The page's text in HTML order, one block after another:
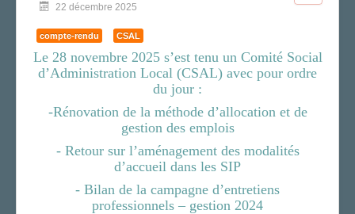
22 décembre 2025
compte-rendu CSAL
Le 28 novembre 2025 s’est tenu un Comité Social
d’Administration Local (CSAL) avec pour ordre
du jour :
-Rénovation de la méthode d’allocation et de
gestion des emplois
- Retour sur l’aménagement des modalités
d’accueil dans les SIP
- Bilan de la campagne d’entretiens
professionnels – gestion 2024